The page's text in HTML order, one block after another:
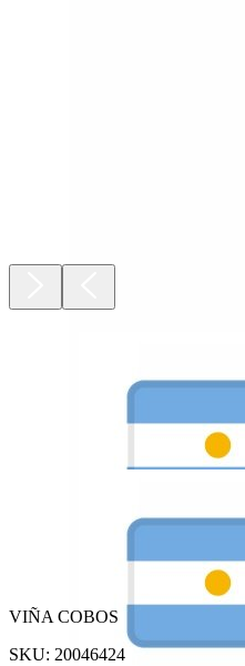
VIÑA COBOS
SKU: 20046424